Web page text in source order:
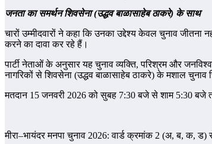
जनता का समर्थन शिवसेना (उद्धव बाळासाहेब ठाकरे) के साथ
चारों उम्मीदवारों ने कहा कि उनका उद्देश्य केवल चुनाव
करने का दावा कर रहे हैं।
पार्टी नेताओं के अनुसार यह चुनाव व्यक्ति, परिश्रम और
नागरिकों से शिवसेना (उद्धव बाळासाहेब ठाकरे) के मशाल
मतदान 15 जनवरी 2026 को सुबह 7:30 बजे से शाम 5:30 बजे
मीरा–भायंदर मनपा चुनाव 2026: वार्ड क्रमांक 2 (अ, ब, क,